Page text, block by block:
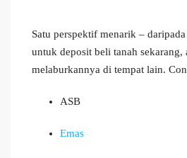
Satu perspektif menarik –
untuk deposit beli tanah sekarang,
melaburkannya di tempat lain.
ASB
Emas